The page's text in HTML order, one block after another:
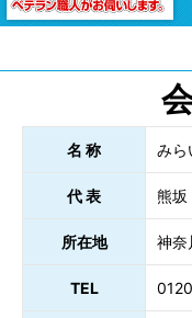
名 称 みら
代 表 熊
所在地 神奈
TEL